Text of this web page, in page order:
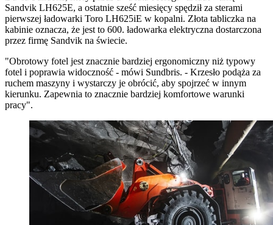
Sandvik LH625E, a ostatnie sześć miesięcy spędził za sterami
pierwszej ładowarki Toro LH625iE w kopalni. Złota tabliczka na
kabinie oznacza, że jest to 600. ładowarka elektryczna dostarczona
przez firmę Sandvik na świecie.
"Obrotowy fotel jest znacznie bardziej ergonomiczny niż typowy
fotel i poprawia widoczność - mówi Sundbris. - Krzesło podąża za
ruchem maszyny i wystarczy je obrócić, aby spojrzeć w innym
kierunku. Zapewnia to znacznie bardziej komfortowe warunki
pracy".